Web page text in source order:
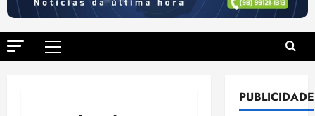
Menu
PUBLICIDADE